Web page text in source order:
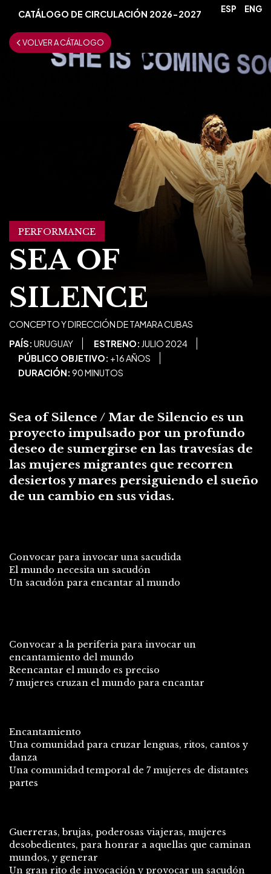
CATÁLOGO DE CIRCULACIÓN 2026-2027
VOLVER A CÁTALOGO
ESP ENG
PERFORMANCE
SEA OF
SILENCE
CONCEPTO Y DIRECCIÓN DE TAMARA CUBAS
PAÍS: URUGUAY ESTRENO: JULIO 2024
PÚBLICO OBJETIVO: +16 AÑOS
DURACIÓN: 90 MINUTOS
Sea of Silence / Mar de Silencio es un
proyecto impulsado por un profundo
deseo de sumergirse en las travesías de
las mujeres migrantes que recorren
desiertos y mares persiguiendo el sueño
de un cambio en sus vidas.
Convocar para invocar una sacudida
El mundo necesita un sacudón
Un sacudón para encantar al mundo
Convocar a la periferia para invocar un
encantamiento del mundo
Reencantar el mundo es preciso
7 mujeres cruzan el mundo para encantar
Encantamiento
Una comunidad para cruzar lenguas, ritos, cantos y
danza
Una comunidad temporal de 7 mujeres de distantes
partes
Guerreras, brujas, poderosas viajeras, mujeres
desobedientes, para honrar a aquellas que caminan
mundos, y generar
Un gran rito de invocación y provocar un sacudón